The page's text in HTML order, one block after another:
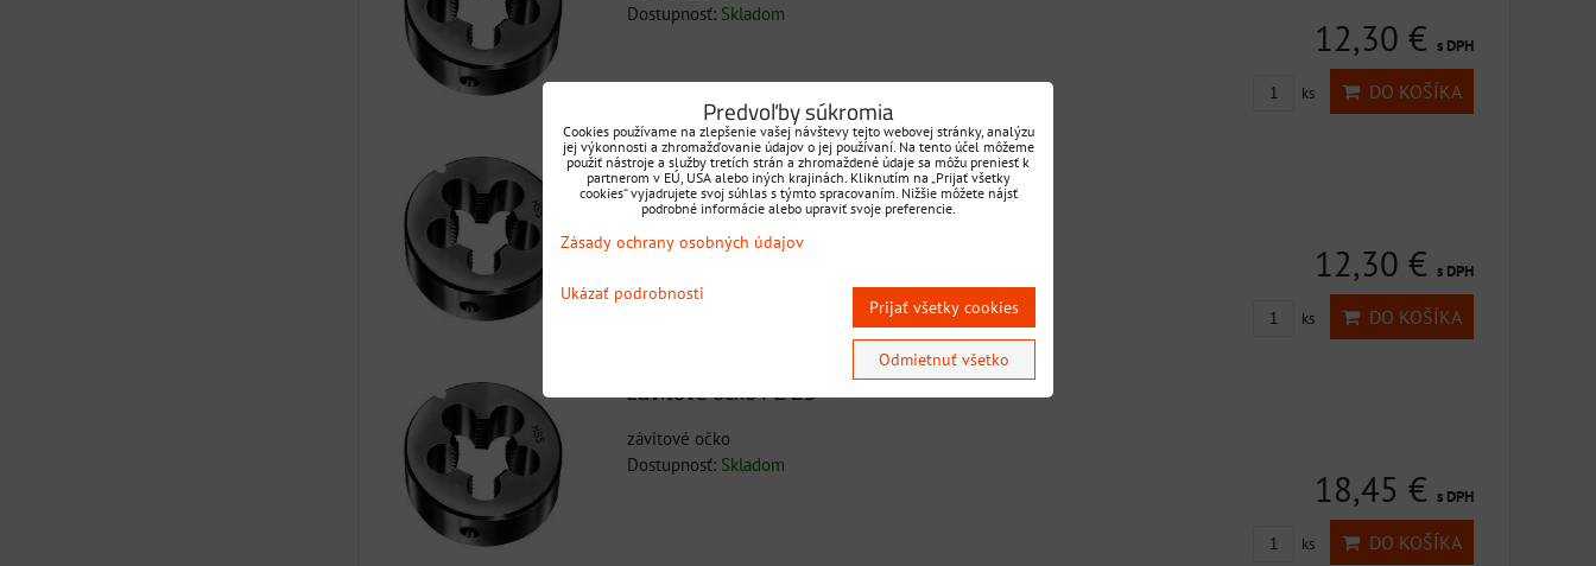
Dostupnosť: Skladom
12,30 € s DPH
ks DO KOŠÍKA
závitové očko P21
závitové očko
Dostupnosť:Skladom
12,30 € s DPH
ks DO KOŠÍKA
závitové očko PZ 29
závitové očko
Dostupnosť: Skladom
18,45 € s DPH
ks DO KOŠÍKA
Predvoľby súkromia
Cookies používame na zlepšenie vašej návštevy tejto webovej stránky, analýzu
jej výkonnosti a zhromažďovanie údajov o jej používaní. Na tento účel môžeme
použiť nástroje a služby tretích strán a zhromaždené údaje sa môžu preniesť k
partnerom v EÚ, USA alebo iných krajinách. Kliknutím na „Prijať všetky
cookies“ vyjadrujete svoj súhlas s týmto spracovaním. Nižšie môžete nájsť
podrobné informácie alebo upraviť svoje preferencie.
Zásady ochrany osobných údajov
Ukázať podrobnosti
Prijať všetky cookies
Odmietnuť všetko